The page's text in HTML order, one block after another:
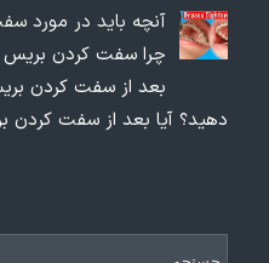
آنچه باید در مورد
چرا سفت کردن بریس
بعد از سفت کردن
دهید؟ آیا بعد از سفت کردن